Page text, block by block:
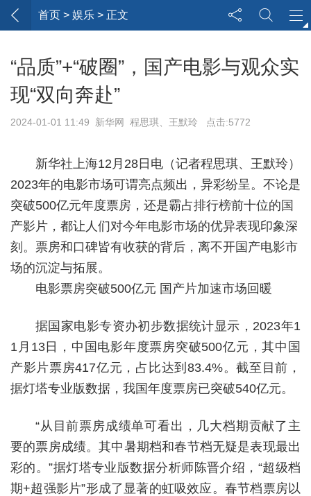
首页 > 娱乐 > 正文
“品质”+“破圈”，国产电影与观众实
现“双向奔赴”
2024-01-01 11:49 新华网 程思琪、王默玲 点击:5772
新华社上海12月28日电（记者程思琪、王默玲）
2023年的电影市场可谓亮点频出，异彩纷呈。不论是
突破500亿元年度票房，还是霸占排行榜前十位的国
产影片，都让人们对今年电影市场的优异表现印象深
刻。票房和口碑皆有收获的背后，离不开国产电影市
场的沉淀与拓展。
电影票房突破500亿元 国产片加速市场回暖
据国家电影专资办初步数据统计显示，2023年1
1月13日，中国电影年度票房突破500亿元，其中国
产影片票房417亿元，占比达到83.4%。截至目前，
据灯塔专业版数据，我国年度票房已突破540亿元。
“从目前票房成绩单可看出，几大档期贡献了主
要的票房成绩。其中暑期档和春节档无疑是表现最出
彩的。”据灯塔专业版数据分析师陈晋介绍，“超级档
期+超强影片”形成了显著的虹吸效应。春节档票房以